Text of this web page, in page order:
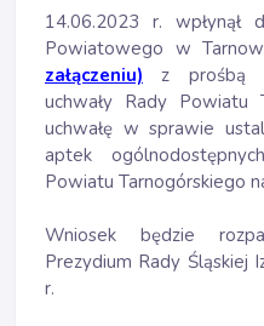
14.06.2023 r. wpłynął
Powiatowego w
załączeniu) z prośbą
uchwały Rady Powiatu
uchwałę w sprawie
aptek
Powiatu Tarnogórskiego
Wniosek będzie
Prezydium Rady Śląskiej
r.